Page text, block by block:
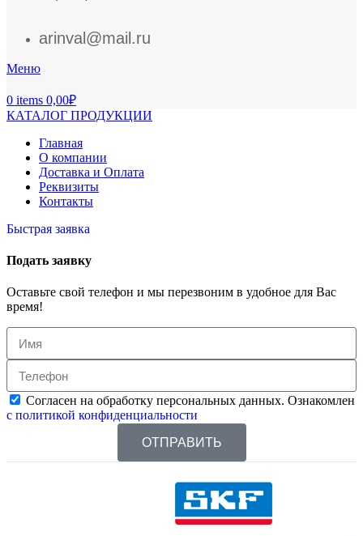
arinval@mail.ru
Меню
0 items 0,00₽
КАТАЛОГ ПРОДУКЦИИ
Главная
О компании
Доставка и Оплата
Реквизиты
Контакты
Быстрая заявка
Подать заявку
Оставьте свой телефон и мы перезвоним в удобное для Вас
время!
Согласен на обработку персональных данных. Ознакомлен
с политикой конфиденциальности
ОТПРАВИТЬ